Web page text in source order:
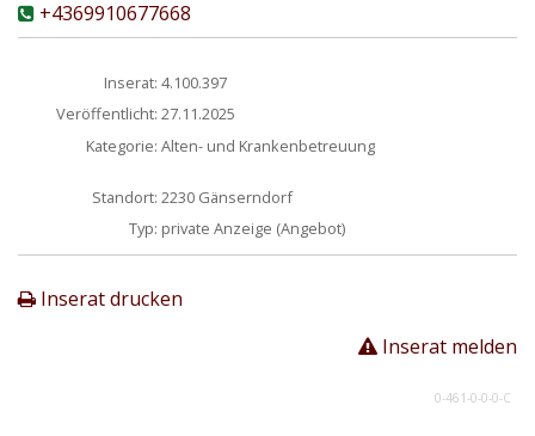
+4369910677668
Inserat: 4.100.397
Veröffentlicht: 27.11.2025
Kategorie: Alten- und Krankenbetreuung
Standort: 2230 Gänserndorf
Typ: private Anzeige (Angebot)
Inserat drucken
Inserat melden
0-461-0-0-0-C